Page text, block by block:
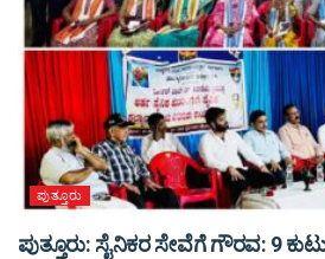
ಪುತ್ತೂರು
ಪುತ್ತೂರು: ಸೈನಿಕರ ಸೇವೆಗೆ ಗೌರವ: 9